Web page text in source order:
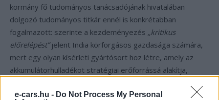
e-cars.hu - Do Not Process My Personal
kormány fő tudományos tanácsadójának hivatalában
dolgozó tudományos titkár ennél is konkrétabban
fogalmazott: szerinte a kezdeményezés „kritikus
előrelépést” jelent India körforgásos gazdasága számára,
mert egy olyan kísérleti gyártósort hoz létre, amely az
akkumulátorhulladékot stratégiai erőforrássá alakítja,
biztosíthatja. Maini külön kiemelte azt is, amit az európai